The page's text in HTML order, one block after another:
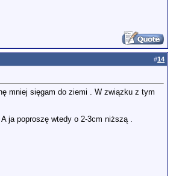
#14
mniej sięgam do ziemi . W związku z tym
ja poproszę wtedy o 2-3cm niższą .